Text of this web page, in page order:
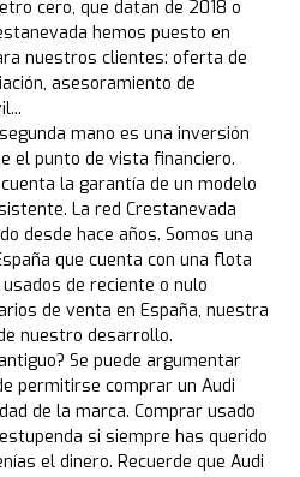
cero, que datan de 2018 o
hemos puesto en
nuestros clientes: oferta de
asesoramiento de
mano es una inversión
el punto de vista financiero.
la garantía de un modelo
La red Crestanevada
desde hace años. Somos una
que cuenta con una flota
de reciente o nulo
de venta en España, nuestra
nuestro desarrollo.
Se puede argumentar
permitirse comprar un Audi
de la marca. Comprar usado
si siempre has querido
el dinero. Recuerde que Audi